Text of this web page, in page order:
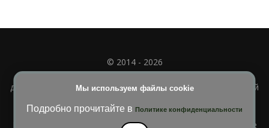
Мы используем файлы cookie
Подробно прочитайте в Политике конфиденциальности
© 2014 - 2026
Полное или частичное использование материала
допускается только при наличии активной и индексируемой
Blossom Diva | РазработанаТемы Blossom . На платформе